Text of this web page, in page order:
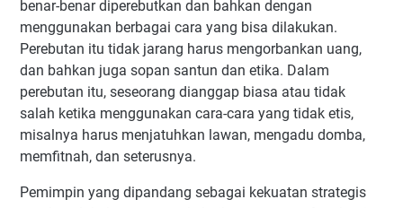
benar-benar diperebutkan dan bahkan dengan
menggunakan berbagai cara yang bisa dilakukan.
Perebutan itu tidak jarang harus mengorbankan uang,
dan bahkan juga sopan santun dan etika. Dalam
perebutan itu, seseorang dianggap biasa atau tidak
salah ketika menggunakan cara-cara yang tidak etis,
misalnya harus menjatuhkan lawan, mengadu domba,
memfitnah, dan seterusnya.
Pemimpin yang dipandang sebagai kekuatan strategis